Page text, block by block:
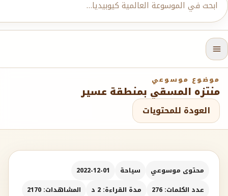
موضوع موسوعي
منتزه المسقي بمنطقة عسير
العودة للمحتويات
محتوى موسوعي سياحة
2022-12-01
عدد الكلمات: 276
مدة القراءة: 2 د المشاهدات: 2170